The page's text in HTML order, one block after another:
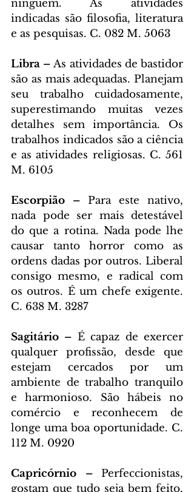
ninguém. As atividades
indicadas são filosofia, literatura
e as pesquisas. C. 082 M. 5063
Libra – As atividades de bastidor
são as mais adequadas. Planejam
seu trabalho cuidadosamente,
superestimando muitas vezes
detalhes sem importância. Os
trabalhos indicados são a ciência
e as atividades religiosas. C. 561
M. 6105
Escorpião – Para este nativo,
nada pode ser mais detestável
do que a rotina. Nada pode lhe
causar tanto horror como as
ordens dadas por outros. Liberal
consigo mesmo, e radical com
os outros. É um chefe exigente.
C. 638 M. 3287
Sagitário – É capaz de exercer
qualquer profissão, desde que
estejam cercados por um
ambiente de trabalho tranquilo
e harmonioso. São hábeis no
comércio e reconhecem de
longe uma boa oportunidade. C.
112 M. 0920
Capricórnio – Perfeccionistas,
gostam que tudo seja bem feito,